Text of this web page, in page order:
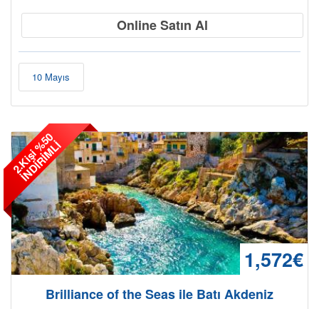
Online Satın Al
10 Mayıs
2
.
K
i
ş
i
%
5
0
İ
N
D
İ
R
İ
M
L
İ
1,572€
Brilliance of the Seas ile Batı Akdeniz